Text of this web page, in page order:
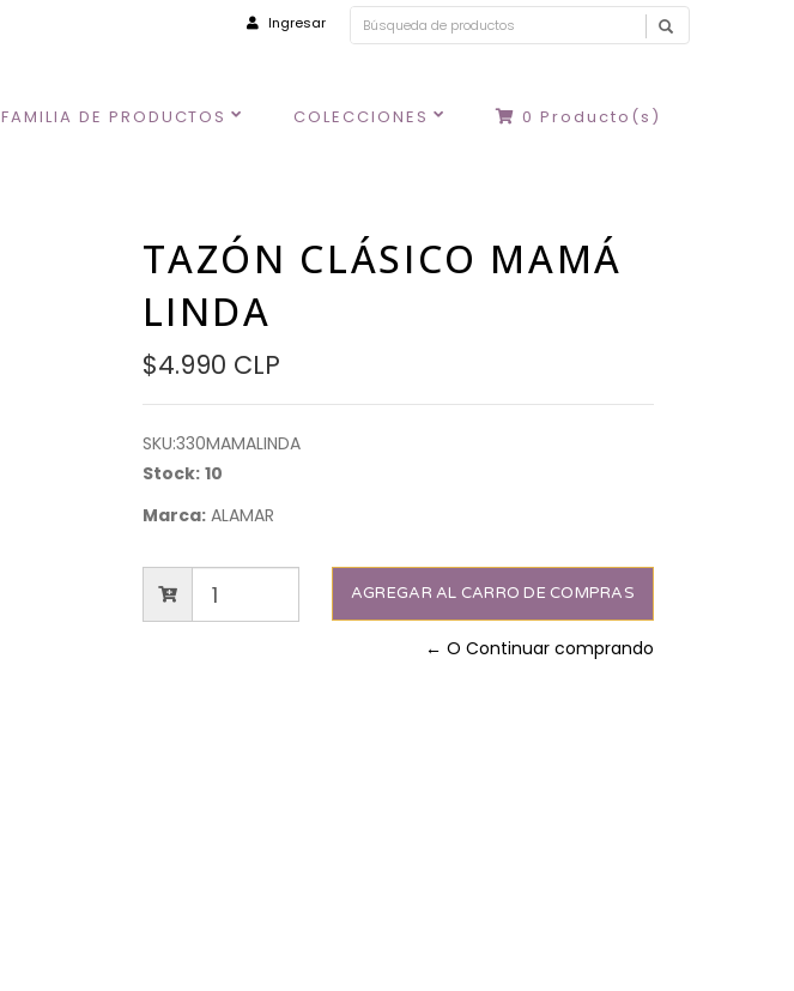
Ingresar
FAMILIA DE PRODUCTOS COLECCIONES 0 Producto(s)
TAZÓN CLÁSICO MAMÁ
LINDA
$4.990 CLP
SKU:330MAMALINDA
Stock: 10
Marca:ALAMAR
← O Continuar comprando